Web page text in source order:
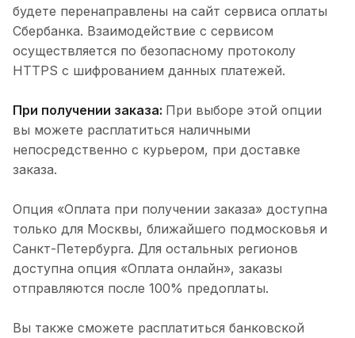
будете перенаправлены на сайт сервиса оплаты
Сбербанка. Взаимодействие с сервисом
осуществляется по безопасному протоколу
HTTPS с шифрованием данных платежей.
При получении заказа: При выборе этой опции
вы можете расплатиться наличными
непосредственно с курьером, при доставке
заказа.
Опция «Оплата при получении заказа» доступна
только для Москвы, ближайшего подмосковья и
Санкт-Петербурга. Для остальных регионов
доступна опция «Оплата онлайн», заказы
отправляются после 100% предоплаты.
Вы также сможете расплатиться банковской